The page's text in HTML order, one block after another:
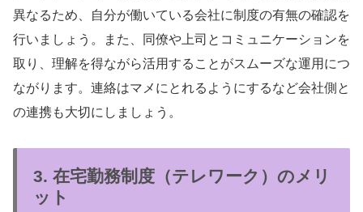
異なるため、自分が働いている会社に制度の有無の確認を
行いましょう。また、同僚や上司とコミュニケーションを
取り、理解を得ながら活用することがスムーズな運用につ
ながります。連絡はマメにとれるようにするなど会社側と
の連携も大切にしましょう。
3. 在宅勤務制度（テレワーク）のメリ
ット